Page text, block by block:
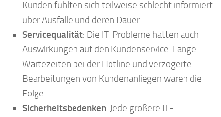
Kunden fühlten sich teilweise schlecht informiert
über Ausfälle und deren Dauer.
Servicequalität: Die IT-Probleme hatten auch
Auswirkungen auf den Kundenservice. Lange
Wartezeiten bei der Hotline und verzögerte
Bearbeitungen von Kundenanliegen waren die
Folge.
Sicherheitsbedenken: Jede größere IT-